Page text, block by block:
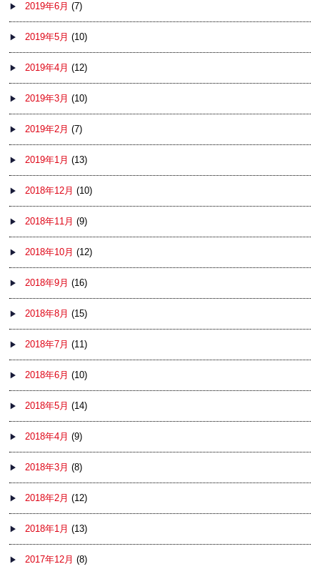
2019年6月 (7)
2019年5月 (10)
2019年4月 (12)
2019年3月 (10)
2019年2月 (7)
2019年1月 (13)
2018年12月 (10)
2018年11月 (9)
2018年10月 (12)
2018年9月 (16)
2018年8月 (15)
2018年7月 (11)
2018年6月 (10)
2018年5月 (14)
2018年4月 (9)
2018年3月 (8)
2018年2月 (12)
2018年1月 (13)
2017年12月 (8)